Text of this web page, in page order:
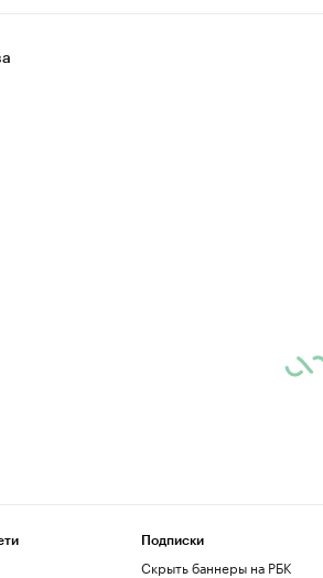
Подписки
Скрыть баннеры на РБК